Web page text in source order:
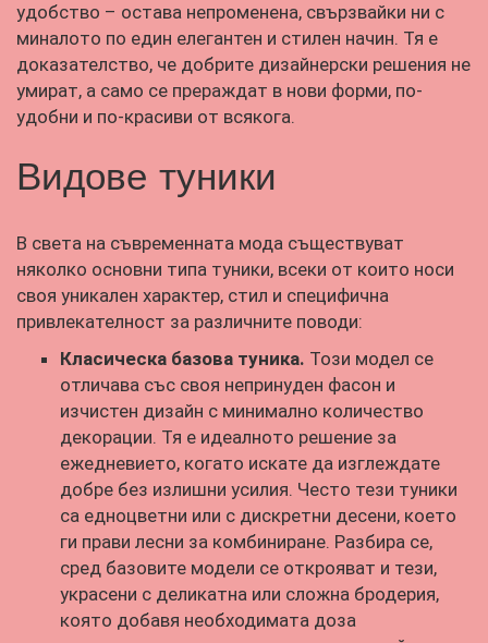
удобство – остава непроменена, свързвайки ни с
миналото по един елегантен и стилен начин. Тя е
доказателство, че добрите дизайнерски решения не
умират, а само се прераждат в нови форми, по-
удобни и по-красиви от всякога.
Видове туники
В света на съвременната мода съществуват
няколко основни типа туники, всеки от които носи
своя уникален характер, стил и специфична
привлекателност за различните поводи:
Класическа базова туника. Този модел се
отличава със своя непринуден фасон и
изчистен дизайн с минимално количество
декорации. Тя е идеалното решение за
ежедневието, когато искате да изглеждате
добре без излишни усилия. Често тези туники
са едноцветни или с дискретни десени, което
ги прави лесни за комбиниране. Разбира се,
сред базовите модели се открояват и тези,
украсени с деликатна или сложна бродерия,
която добавя необходимата доза